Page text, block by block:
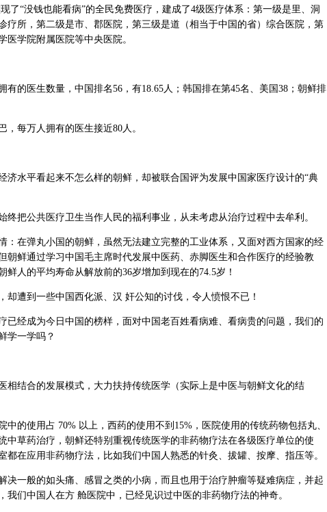
了“没钱也能看病”的全民免费医疗，建成了4级医疗体系：第一级是里、洞
疗所，第二级是市、郡医院，第三级是道（相当于中国的省）综合医院，第
医学院附属医院等中央医院。
有的医生数量，中国排名56，有18.65人；韩国排在第45名、美国38；朝鲜排
，每万人拥有的医生接近80人。
济水平看起来不怎么样的朝鲜，却被联合国评为发展中国家医疗设计的“典
终把公共医疗卫生当作人民的福利事业，从未考虑从治疗过程中去牟利。
：在弹丸小国的朝鲜，虽然无法建立完整的工业体系，又面对西方国家的经
朝鲜通过学习中国毛主席时代发展中医药、赤脚医生和合作医疗的经验教
鲜人的平均寿命从解放前的36岁增加到现在的74.5岁！
却遭到一些中国西化派、汉 奸公知的讨伐，令人愤恨不已！
已经成为今日中国的榜样，面对中国老百姓看病难、看病贵的问题，我们的
学一学吗？
相结合的发展模式，大力扶持传统医学（实际上是中医与朝鲜文化的结
中的使用占 70% 以上，西药的使用不到15%，医院使用的传统药物包括丸、
中草药治疗，朝鲜还特别重视传统医学的非药物疗法在各级医疗单位的使
都在应用非药物疗法，比如我们中国人熟悉的针灸、拔罐、按摩、指压等。
决一般的如头痛、感冒之类的小病，而且也用于治疗肿瘤等疑难病症，并起
我们中国人在方 舱医院中，已经见识过中医的非药物疗法的神奇。